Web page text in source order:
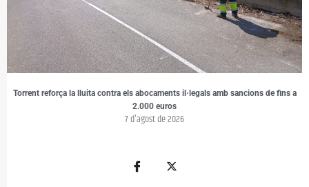
Torrent reforça la lluita contra els abocaments il·legals amb sancions de fins a
2.000 euros
7 d'agost de 2026